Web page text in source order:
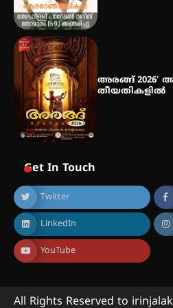
അരങ്ങ് 2026′
തീയതികളിൽ
Get In Touch
Twitter
LinkedIn
YouTube
All Rights Reserved to